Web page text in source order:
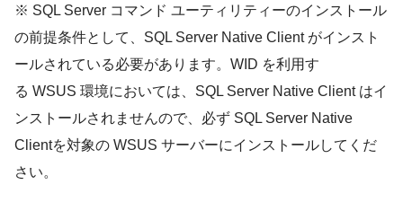
※ SQL Server コマンド ユーティリティーのインストール
の前提条件として、SQL Server Native Client がインスト
ールされている必要があります。WID を利用す
る WSUS 環境においては、SQL Server Native Client はイ
ンストールされませんので、必ず SQL Server Native
Clientを対象の WSUS サーバーにインストールしてくだ
さい。